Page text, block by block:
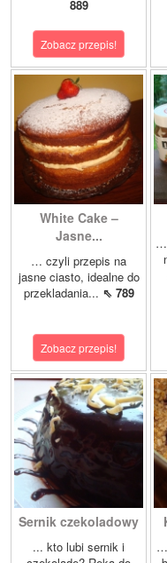
889
Zobacz przepis!
White Cake –
Jasne...
… czyli przepis na
jasne ciasto, idealne do
przekladania... ⇖ 789
Zobacz przepis!
…
Sernik czekoladowy
... kto lubi sernik i
…